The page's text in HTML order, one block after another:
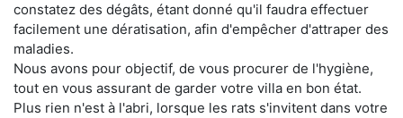
constatez des dégâts, étant donné qu'il faudra effectuer
facilement une dératisation, afin d'empêcher d'attraper des
maladies.
Nous avons pour objectif, de vous procurer de l'hygiène,
tout en vous assurant de garder votre villa en bon état.
Plus rien n'est à l'abri, lorsque les rats s'invitent dans votre